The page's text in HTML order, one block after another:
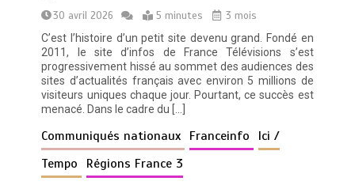
30 avril 2026
5 minutes
3 mois
C’est l’histoire d’un petit site devenu grand. Fondé en
2011, le site d’infos de France Télévisions s’est
progressivement hissé au sommet des audiences des
sites d’actualités français avec environ 5 millions de
visiteurs uniques chaque jour. Pourtant, ce succès est
menacé. Dans le cadre du […]
Communiqués nationaux Franceinfo
Ici /
Tempo
Régions France 3